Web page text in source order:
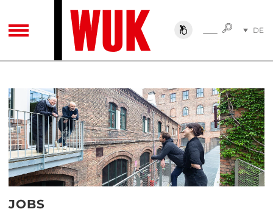
TOGGLE NAVIGATIONSUCHESUCHE
DE
JOBS